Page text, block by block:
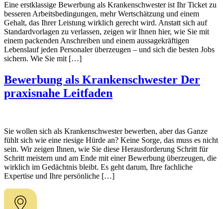
Eine erstklassige Bewerbung als Krankenschwester ist Ihr Ticket zu
besseren Arbeitsbedingungen, mehr Wertschätzung und einem
Gehalt, das Ihrer Leistung wirklich gerecht wird. Anstatt sich auf
Standardvorlagen zu verlassen, zeigen wir Ihnen hier, wie Sie mit
einem packenden Anschreiben und einem aussagekräftigen
Lebenslauf jeden Personaler überzeugen – und sich die besten Jobs
sichern. Wie Sie mit […]
Bewerbung als Krankenschwester Der
praxisnahe Leitfaden
Sie wollen sich als Krankenschwester bewerben, aber das Ganze
fühlt sich wie eine riesige Hürde an? Keine Sorge, das muss es nicht
sein. Wir zeigen Ihnen, wie Sie diese Herausforderung Schritt für
Schritt meistern und am Ende mit einer Bewerbung überzeugen, die
wirklich im Gedächtnis bleibt. Es geht darum, Ihre fachliche
Expertise und Ihre persönliche […]